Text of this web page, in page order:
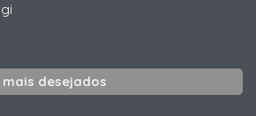
desejados